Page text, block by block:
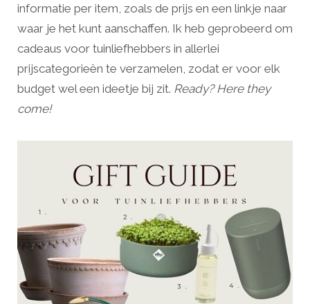
informatie per item, zoals de prijs en een linkje naar
waar je het kunt aanschaffen. Ik heb geprobeerd om
cadeaus voor tuinliefhebbers in allerlei
prijscategorieën te verzamelen, zodat er voor elk
budget wel een ideetje bij zit. Ready? Here they
come!